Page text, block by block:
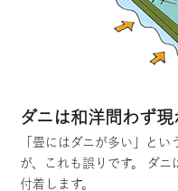
ダニは和洋問わず現
「畳にはダニが多い」と
が、これも誤りです。 ダ
付着します。